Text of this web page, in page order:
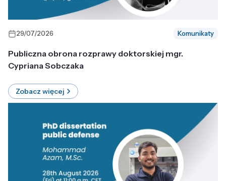
29/07/2026 Komunikaty
Publiczna obrona rozprawy doktorskiej mgr.
Cypriana Sobczaka
Zobacz więcej